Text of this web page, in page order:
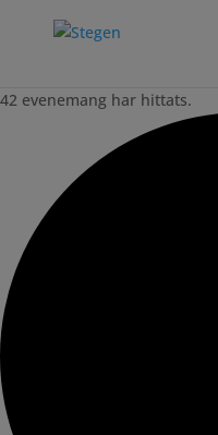
42 evenemang har hittats.